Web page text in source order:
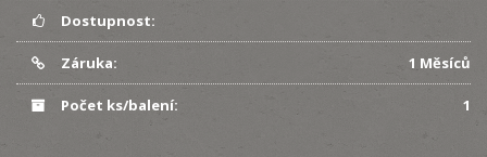
Dostupnost:
Záruka: 1 Měsíců
Počet ks/balení: 1